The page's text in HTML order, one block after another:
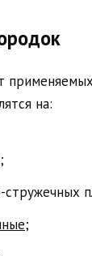
на:
стружечных
;